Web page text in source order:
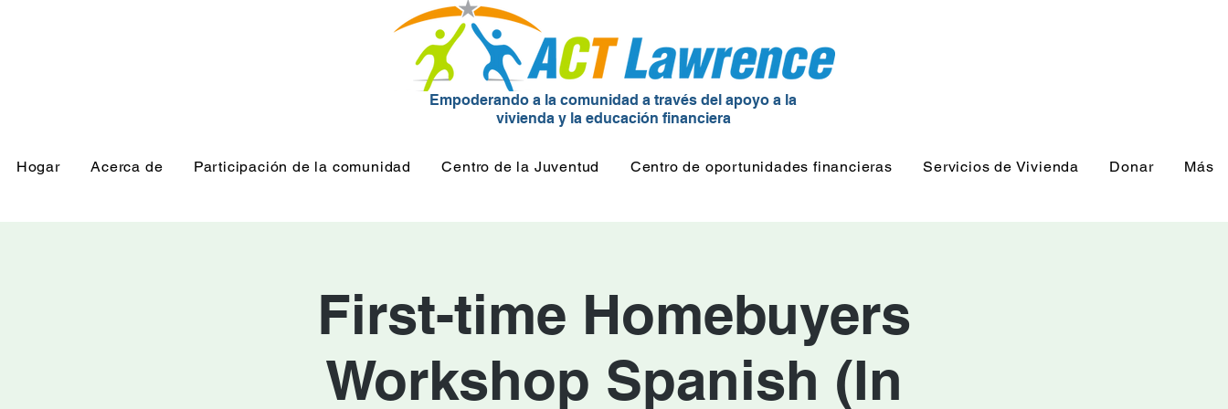
Empoderando a la comunidad a través del apoyo a la
vivienda y la educación financiera
Hogar Acerca de Participación de la comunidad Centro de la Juventud Centro de oportunidades financieras Servicios de Vivienda Donar Más
First-time Homebuyers
Workshop Spanish (In